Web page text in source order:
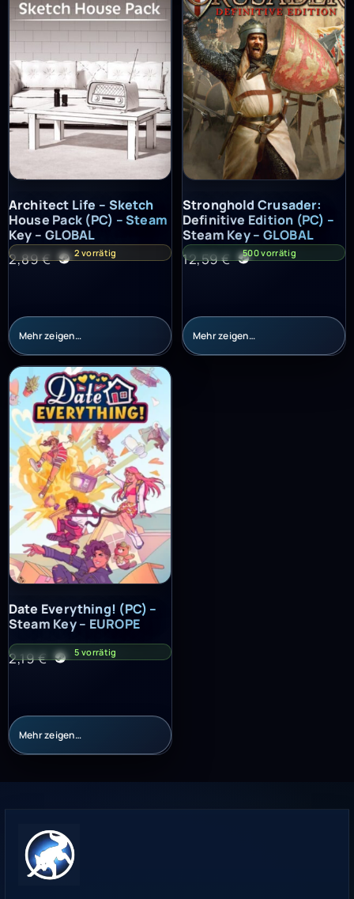
Architect Life – Sketch House Pack (PC) – Steam Key – GLOBAL
Architect Life – Sketch
House Pack (PC) – Steam
Key – GLOBAL
2,89€ 2 vorrätig
Mehr zeigen…
Stronghold Crusader: Definitive
Stronghold Crusader:
Definitive Edition (PC) –
Steam Key – GLOBAL
12,59€ 500 vorrätig
Mehr zeigen…
Date Everything! (PC) – Steam Key – EUROPE
Date Everything! (PC) –
Steam Key – EUROPE
2,19€ 5 vorrätig
Mehr zeigen…